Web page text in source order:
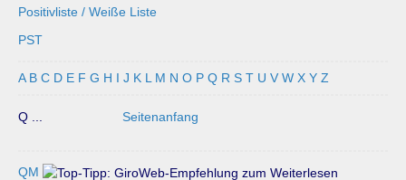
Positivliste / Weiße Liste
PST
A B C D E F G H I J K L M N O P Q R S T U V W X Y Z
Q ... Seitenanfang
QM